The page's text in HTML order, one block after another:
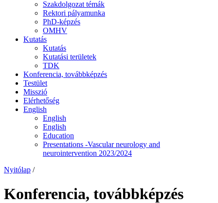
Szakdolgozat témák
Rektori pályamunka
PhD-képzés
OMHV
Kutatás
Kutatás
Kutatási területek
TDK
Konferencia, továbbképzés
Testület
Misszió
Elérhetőség
English
English
English
Education
Presentations -Vascular neurology and
neurointervention 2023/2024
Nyitólap /
Konferencia, továbbképzés